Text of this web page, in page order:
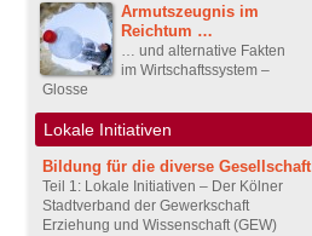
Armutszeugnis im
Reichtum …
… und alternative Fakten
im Wirtschaftssystem –
Glosse
Lokale Initiativen
Bildung für die diverse Gesellschaft
Teil 1: Lokale Initiativen – Der Kölner
Stadtverband der Gewerkschaft
Erziehung und Wissenschaft (GEW)